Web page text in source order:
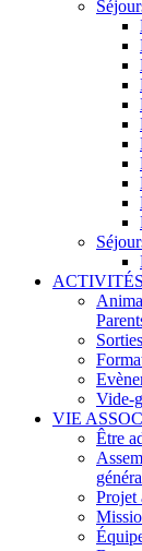
Vide-
VIE
Être
Projet